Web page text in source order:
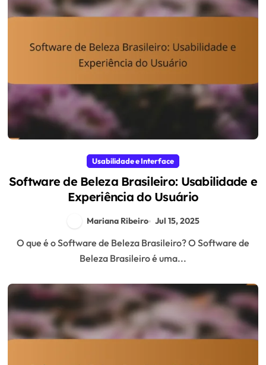
Usabilidade e Interface
Software de Beleza Brasileiro: Usabilidade e
Experiência do Usuário
Mariana Ribeiro Jul 15, 2025
O que é o Software de Beleza Brasileiro? O Software de
Beleza Brasileiro é uma...